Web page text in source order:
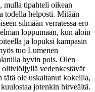
mulla tipahteli oikean
todella helposti. Mitään
silmään verratessa ero
loppumaan, kun aloin
ja lopuksi kampasin
tuo Lumenen
hyvin pois. Olen
vedenkestävät
tätä ole uskaltanut kokeilla,
jotenkin hirveältä.